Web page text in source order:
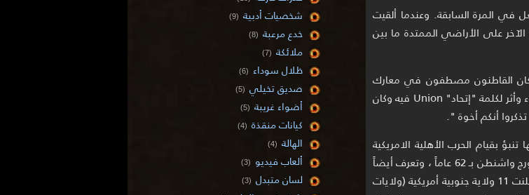
في المرة السابقة. وعندما ألقيت
الآخر على الأراضي الممتدة ما بين
القاطنون مصطفون في معارك
واحداً ضد الآخر ، رأيت ملاكاً مشرقاً على جبينه رأيت تاجاً من الضوء وأثر لكلمة "إتحاد" Union فيه وكان
أنكم أخوة ".
بقيام الحرب الأهلية الامريكية
(1861 - 1865) وبعد وفاة جورج واشنطن بـ 62 عاماً ، وتعرف أيضاً
باسم حرب الولايات ، حيث أعلنت 11 ولاية جنوبية أمريكية (ولايات
شخصيات أدبية (9)
خدع مرعبة (8)
ملائكة (7)
ظلال سوداء (6)
صديق تخيلي (5)
أضواء غريبة (5)
كيانات منقذة (4)
الهالة (4)
ألعاب فيديو (3)
لسان متبدل (3)